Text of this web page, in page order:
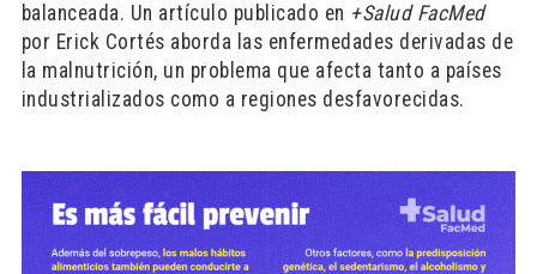
balanceada. Un artículo publicado en +Salud FacMed
por Erick Cortés aborda las enfermedades derivadas de
la malnutrición, un problema que afecta tanto a países
industrializados como a regiones desfavorecidas.